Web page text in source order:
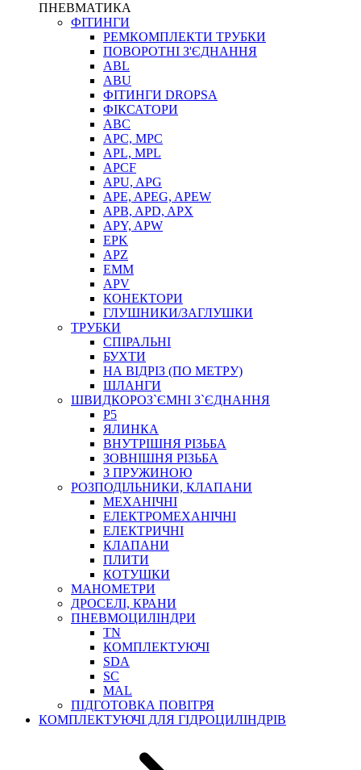
ПНЕВМАТИКА
ФІТИНГИ
РЕМКОМПЛЕКТИ ТРУБКИ
ПОВОРОТНІ З'ЄДНАННЯ
ABL
ABU
ФІТИНГИ DROPSA
ФІКСАТОРИ
ABC
APC, MPC
APL, MPL
APCF
APU, APG
APE, APEG, APEW
APB, APD, APX
APY, APW
EPK
APZ
EMM
APV
КОНЕКТОРИ
ГЛУШНИКИ/ЗАГЛУШКИ
ТРУБКИ
СПІРАЛЬНІ
БУХТИ
НА ВІДРІЗ (ПО МЕТРУ)
ШЛАНГИ
ШВИДКОРОЗ`ЄМНІ З`ЄДНАННЯ
P5
ЯЛИНКА
ВНУТРІШНЯ РІЗЬБА
ЗОВНІШНЯ РІЗЬБА
З ПРУЖИНОЮ
РОЗПОДІЛЬНИКИ, КЛАПАНИ
МЕХАНІЧНІ
ЕЛЕКТРОМЕХАНІЧНІ
ЕЛЕКТРИЧНІ
КЛАПАНИ
ПЛИТИ
КОТУШКИ
МАНОМЕТРИ
ДРОСЕЛІ, КРАНИ
ПНЕВМОЦИЛІНДРИ
TN
КОМПЛЕКТУЮЧІ
SDA
SC
MAL
ПІДГОТОВКА ПОВІТРЯ
КОМПЛЕКТУЮЧІ ДЛЯ ГІДРОЦИЛІНДРІВ